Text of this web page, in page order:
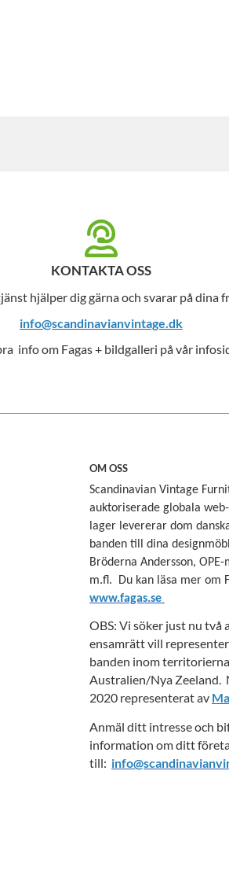
KONTAKTA OSS
hjälper dig gärna och svarar på dina
info@scandinavianvintage.dk
info om Fagas + bildgalleri på vår
OM OSS
Scandinavian Vintage
auktoriserade globala
lager levererar dom
banden till dina
Bröderna Andersson,
m.fl. Du kan läsa mer om
www.fagas.se
OBS: Vi söker just nu två
ensamrätt vill
banden inom
Australien/Nya Zeeland.
2020 representerat av
Anmäl ditt intresse och
information om ditt
till: